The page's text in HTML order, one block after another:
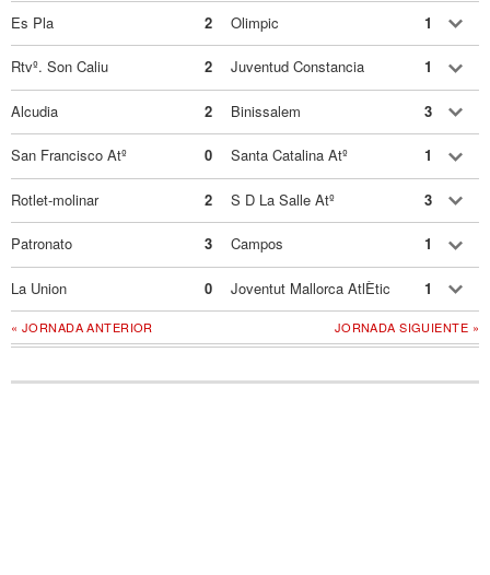
Es Pla 2 Olimpic 1
Rtvº. Son Caliu 2 Juventud Constancia 1
Alcudia 2 Binissalem 3
San Francisco Atº 0 Santa Catalina Atº 1
Rotlet-molinar 2 S D La Salle Atº 3
Patronato 3 Campos 1
La Union 0 Joventut Mallorca AtlÈtic 1
JORNADA SIGUIENTE »
« JORNADA ANTERIOR